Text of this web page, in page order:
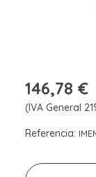
146,78 €
(IVA General
Referencia: